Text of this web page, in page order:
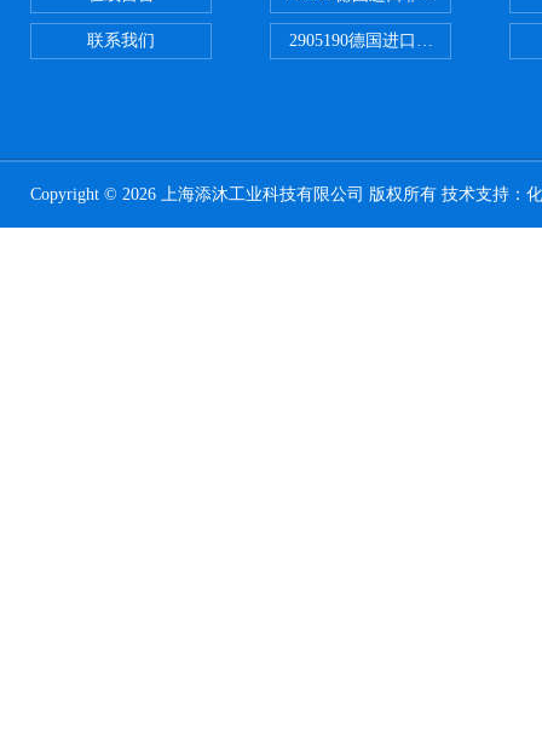
联系我们 2905190德国进口菲尼克斯继电器
Copyright © 2026 上海添沐工业科技有限公司 版权所有 技术支持：